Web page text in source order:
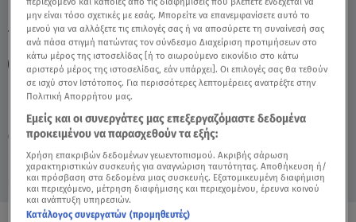
Κυριακή 9 Αυγούστου 2026
29.03.24, 11:00 MEDIA
TAGS: ΜΑΡΙΝΑ ΣΑΤΤΙ ΕUROVISION 2024 ΖΑΡΙ
EUROVISION BREAKFAST@STAR
μην είναι τόσο σχετικές με εσάς. Μπορείτε να επανεμφανίσετε αυτό το
μενού για να αλλάξετε τις επιλογές σας ή να αποσύρετε τη συναίνεσή σας
ανά πάσα στιγμή πατώντας τον σύνδεσμο Διαχείριση προτιμήσεων στο
κάτω μέρος της ιστοσελίδας [ή το αιωρούμενο εικονίδιο στο κάτω
αριστερό μέρος της ιστοσελίδας, εάν υπάρχει]. Οι επιλογές σας θα τεθούν
σε ισχύ στον Ιστότοπος. Για περισσότερες λεπτομέρειες ανατρέξτε στην
Πολιτική Απορρήτου μας.
Εμείς και οι συνεργάτες μας επεξεργαζόμαστε δεδομένα
προκειμένου να παρασχεθούν τα εξής:
Χρήση επακριβών δεδομένων γεωεντοπισμού. Ακριβής σάρωση
χαρακτηριστικών συσκευής για αναγνώριση ταυτότητας. Αποθήκευση ή/
και πρόσβαση στα δεδομένα μιας συσκευής. Εξατομικευμένη διαφήμιση
και περιεχόμενο, μέτρηση διαφήμισης και περιεχομένου, έρευνα κοινού
και ανάπτυξη υπηρεσιών.
Κατάλογος συνεργατών (προμηθευτές)